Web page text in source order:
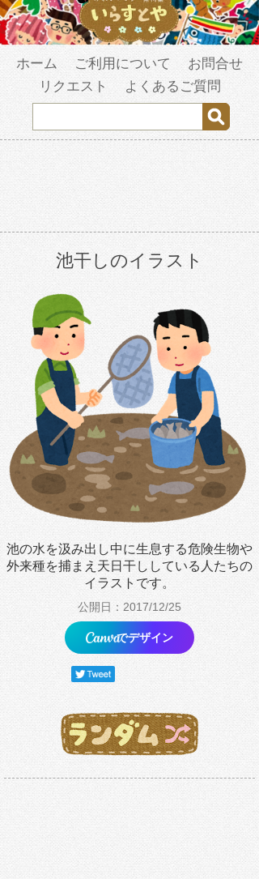
ホーム ご利用について
お問合せ
リクエスト
よくあるご質問
池干しのイラスト
池の水を汲み出し中に生息する危険生物や
外来種を捕まえ天日干ししている人たちの
イラストです。
公開日：2017/12/25
でデザイン